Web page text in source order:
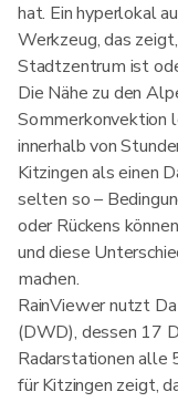
hat. Ein hyperlokal
Werkzeug, das
Stadtzentrum ist
Die Nähe zu den
Sommerkonvektion
innerhalb von
Kitzingen als einen
selten so –
oder Rückens
und diese
machen.
RainViewer nutzt
(DWD), dessen 17
Radarstationen alle
für Kitzingen zeigt,